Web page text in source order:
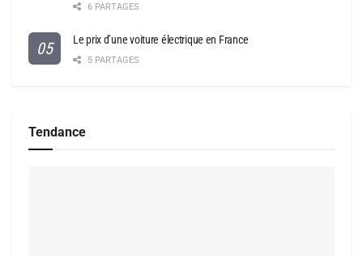
6 PARTAGES
Le prix d’une voiture électrique en France
5 PARTAGES
Tendance